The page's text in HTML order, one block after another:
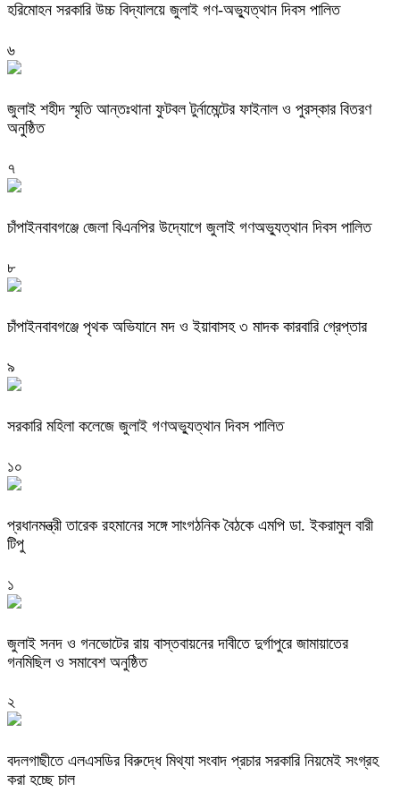
হরিমোহন সরকারি উচ্চ বিদ্যালয়ে জুলাই গণ-অভ্যুত্থান দিবস পালিত
৬
জুলাই শহীদ স্মৃতি আন্তঃথানা ফুটবল টুর্নামেন্টের ফাইনাল ও পুরস্কার বিতরণ
অনুষ্ঠিত
৭
চাঁপাইনবাবগঞ্জে জেলা বিএনপির উদ্যোগে জুলাই গণঅভ্যুত্থান দিবস পালিত
৮
চাঁপাইনবাবগঞ্জে পৃথক অভিযানে মদ ও ইয়াবাসহ ৩ মাদক কারবারি গ্রেপ্তার
৯
সরকারি মহিলা কলেজে জুলাই গণঅভ্যুত্থান দিবস পালিত
১০
প্রধানমন্ত্রী তারেক রহমানের সঙ্গে সাংগঠনিক বৈঠকে এমপি ডা. ইকরামুল বারী
টিপু
১
জুলাই সনদ ও গনভোটের রায় বাস্তবায়নের দাবীতে দুর্গাপুরে জামায়াতের
গনমিছিল ও সমাবেশ অনুষ্ঠিত
২
বদলগাছীতে এলএসডির বিরুদ্ধে মিথ্যা সংবাদ প্রচার সরকারি নিয়মেই সংগ্রহ
করা হচ্ছে চাল